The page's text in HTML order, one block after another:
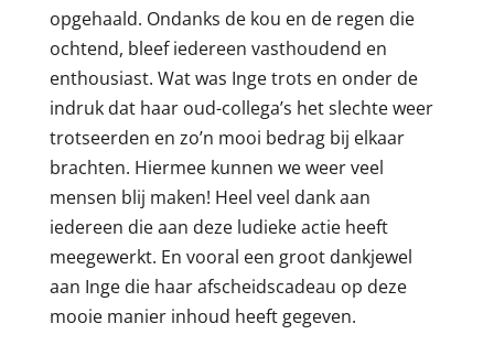
opgehaald. Ondanks de kou en de regen die
ochtend, bleef iedereen vasthoudend en
enthousiast. Wat was Inge trots en onder de
indruk dat haar oud-collega’s het slechte weer
trotseerden en zo’n mooi bedrag bij elkaar
brachten. Hiermee kunnen we weer veel
mensen blij maken! Heel veel dank aan
iedereen die aan deze ludieke actie heeft
meegewerkt. En vooral een groot dankjewel
aan Inge die haar afscheidscadeau op deze
mooie manier inhoud heeft gegeven.